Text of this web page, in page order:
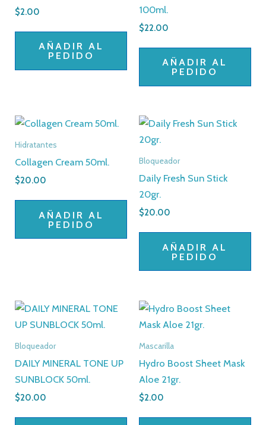
$2.00
AÑADIR AL
PEDIDO
100ml.
$22.00
AÑADIR AL
PEDIDO
Hidratantes
Collagen Cream 50ml.
$20.00
AÑADIR AL
PEDIDO
Bloqueador
Daily Fresh Sun Stick
20gr.
$20.00
AÑADIR AL
PEDIDO
Bloqueador
DAILY MINERAL TONE UP
SUNBLOCK 50ml.
$20.00
Mascarilla
Hydro Boost Sheet Mask
Aloe 21gr.
$2.00